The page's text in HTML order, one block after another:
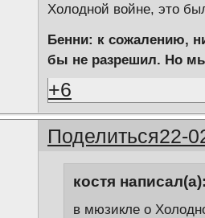
Холодной войне, это
Бенни: к сожалению,
бы не разрешил. Но
+6
Поделиться22-
костя
в мюзикле о